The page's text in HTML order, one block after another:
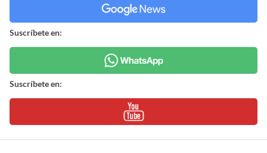
Suscríbete en:
Suscríbete en: